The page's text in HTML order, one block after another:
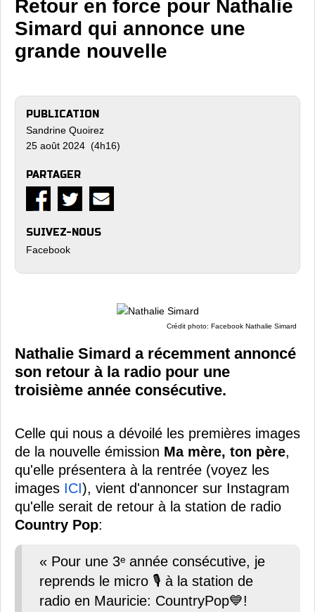
Retour en force pour Nathalie
Simard qui annonce une
grande nouvelle
PUBLICATION
Sandrine Quoirez
25 août 2024 (4h16)
PARTAGER
SUIVEZ-NOUS
Facebook
Crédit photo: Facebook Nathalie Simard
Nathalie Simard a récemment annoncé
son retour à la radio pour une
troisième année consécutive.
Celle qui nous a dévoilé les premières images
de la nouvelle émission Ma mère, ton père,
qu'elle présentera à la rentrée (voyez les
images ICI), vient d'annoncer sur Instagram
qu'elle serait de retour à la station de radio
Country Pop:
« Pour une 3ᵉ année consécutive, je
reprends le micro 🎙️ à la station de
radio en Mauricie: CountryPop💙!